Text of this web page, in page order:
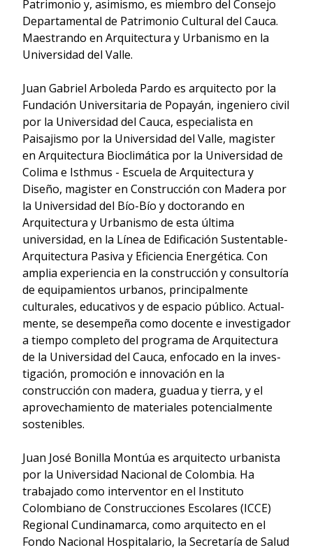
Patrimonio y, asimismo, es miembro del Consejo
Departamental de Patrimonio Cultural del Cauca.
Maestrando en Arquitectura y Urbanismo en la
Universidad del Valle.
Juan Gabriel Arboleda Pardo es arquitecto por la
Fundación Universitaria de Popayán, ingeniero civil
por la Universidad del Cauca, especialista en
Paisajismo por la Universidad del Valle, magister
en Arquitectura Bioclimática por la Universidad de
Colima e Isthmus - Escuela de Arquitectura y
Diseño, magister en Construcción con Madera por
la Universidad del Bío-Bío y doctorando en
Arquitectura y Urbanismo de esta última
universidad, en la Línea de Edificación Sustentable-
Arquitectura Pasiva y Eficiencia Energética. Con
amplia experiencia en la construcción y consultoría
de equipamientos urbanos, principalmente
culturales, educativos y de espacio público. Actual-
mente, se desempeña como docente e investigador
a tiempo completo del programa de Arquitectura
de la Universidad del Cauca, enfocado en la inves-
tigación, promoción e innovación en la
construcción con madera, guadua y tierra, y el
aprovechamiento de materiales potencialmente
sostenibles.
Juan José Bonilla Montúa es arquitecto urbanista
por la Universidad Nacional de Colombia. Ha
trabajado como interventor en el Instituto
Colombiano de Construcciones Escolares (ICCE)
Regional Cundinamarca, como arquitecto en el
Fondo Nacional Hospitalario, la Secretaría de Salud